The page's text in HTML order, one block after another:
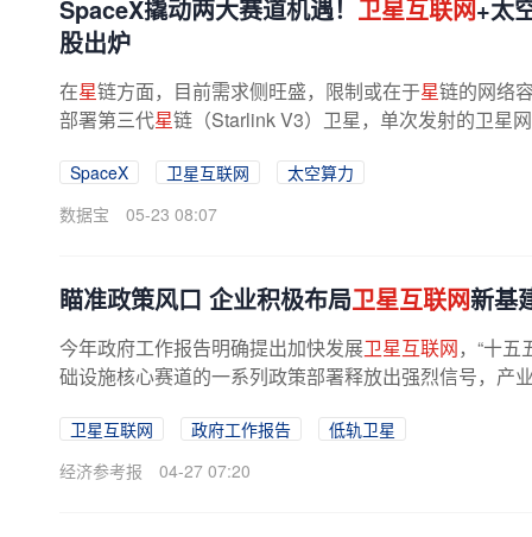
SpaceX撬动两大赛道机遇！ 卫星互联网+太
股出炉
在星链方面，目前需求侧旺盛，限制或在于星链的网络
部署第三代星链（Starlink V3）卫星，单次发射的卫星
SpaceX 卫星互联网
太空算力
数据宝
05-23 08:07
瞄准政策风口 企业积极布局卫星互联网新基
今年政府工作报告明确提出加快发展卫星互联网，“十
础设施核心赛道的一系列政策部署释放出强烈信号，产
卫星互联网 政府工作报告
低轨卫星
经济参考报
04-27 07:20